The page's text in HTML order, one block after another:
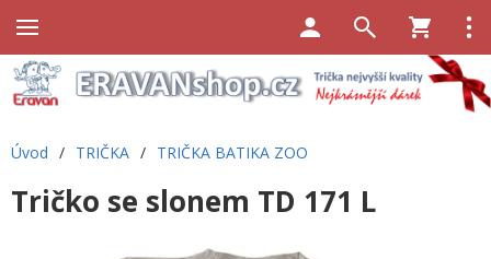
Úvod / TRIČKA / TRIČKA BATIKA ZOO
Tričko se slonem TD 171 L